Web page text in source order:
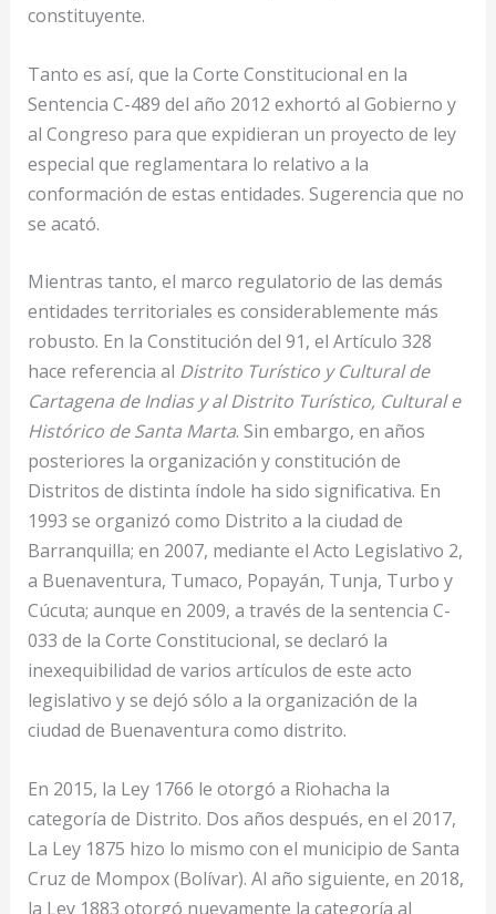
constituyente.
Tanto es así, que la Corte Constitucional en la
Sentencia C-489 del año 2012 exhortó al Gobierno y
al Congreso para que expidieran un proyecto de ley
especial que reglamentara lo relativo a la
conformación de estas entidades. Sugerencia que no
se acató.
Mientras tanto, el marco regulatorio de las demás
entidades territoriales es considerablemente más
robusto. En la Constitución del 91, el Artículo 328
hace referencia al Distrito Turístico y Cultural de
Cartagena de Indias y al Distrito Turístico, Cultural e
Histórico de Santa Marta. Sin embargo, en años
posteriores la organización y constitución de
Distritos de distinta índole ha sido significativa. En
1993 se organizó como Distrito a la ciudad de
Barranquilla; en 2007, mediante el Acto Legislativo 2,
a Buenaventura, Tumaco, Popayán, Tunja, Turbo y
Cúcuta; aunque en 2009, a través de la sentencia C-
033 de la Corte Constitucional, se declaró la
inexequibilidad de varios artículos de este acto
legislativo y se dejó sólo a la organización de la
ciudad de Buenaventura como distrito.
En 2015, la Ley 1766 le otorgó a Riohacha la
categoría de Distrito. Dos años después, en el 2017,
La Ley 1875 hizo lo mismo con el municipio de Santa
Cruz de Mompox (Bolívar). Al año siguiente, en 2018,
la Ley 1883 otorgó nuevamente la categoría al